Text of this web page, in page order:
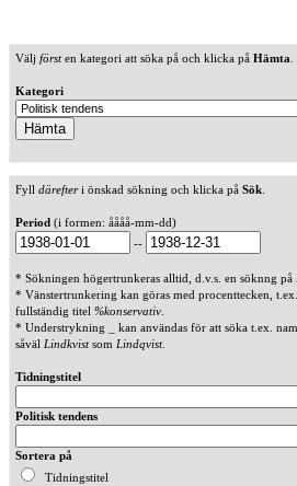
Välj försten kategori att söka på och klicka på Hämta
Kategori
Fyll därefteri önskad sökning och klicka på Sök
Period (i formen: åååå-mm-dd)
--
* Sökningen högertrunkeras alltid, d.v.s. en söknng på
* Vänstertrunkering kan göras med procenttecken,
fullständig titel %konservativ
* Understrykning _ kan användas för att söka t.ex.
såväl Lindkvistsom Lindqvist.
Tidningstitel
Politisk tendens
Sortera på
Tidningstitel